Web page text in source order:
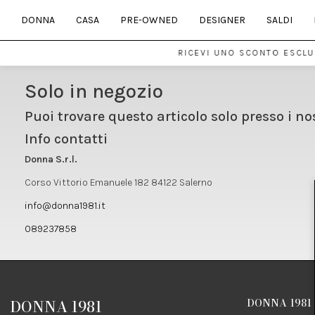
DONNA CASA PRE-OWNED DESIGNER SALDI
RICEVI UNO SCONTO
Solo in negozio
Puoi trovare questo articolo solo presso i
Info contatti
Donna S.r.l.
Corso Vittorio Emanuele 182 84122 Salerno
info@donna1981.it
089237858
DONNA 1981 DONNA 1981